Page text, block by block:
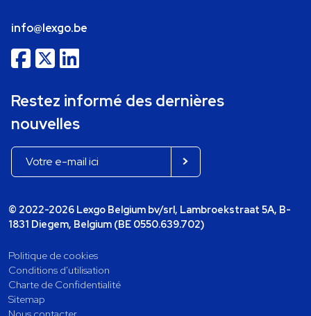
info@lexgo.be
Restez informé des dernières
nouvelles
© 2022-2026 Lexgo Belgium bv/srl, Lambroekstraat 5A, B-
1831 Diegem, Belgium (BE 0550.639.702)
Politique de cookies
Conditions d'utilisation
Charte de Confidentialité
Sitemap